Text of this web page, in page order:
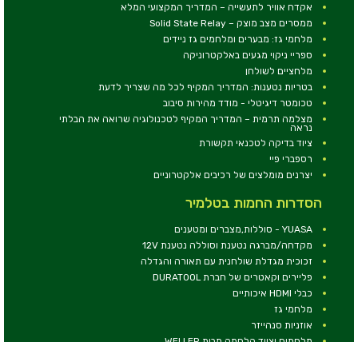
אקדח אוויר לתעשייה – המדריך המקצועי המלא
ממסרים מצב מוצק – Solid State Relay
מלחמי גז: מבערים ומלחמים גז ניידים
ספריי ניקוי מגעים באלקטרוניקה
מלחציים לשולחן
בטריות נטענות: המדריך המקיף לכל מה שצריך לדעת
טכומטר דיגיטלי - מודד מהירות סיבוב
מצלמה תרמית – המדריך המקיף לטכנולוגיה שרואה את הבלתי
נראה
ציוד בדיקה לטכנאי תקשורת
רספברי פיי
יצרנים מומלצים של רכיבים אלקטרוניים
הסדרות החמות בטלמיר
YUASA - סוללות,מצברים ומטענים
מקדחה/מברגה נטענת וסוללה נטענת 12V
זכוכית מגדלת שולחנית עם תאורה והגדלה
פליירים וקאטרים של חברת DURATOOL
כבלי HDMI איכותיים
מלחמי גז
אוזניות סנהייזר